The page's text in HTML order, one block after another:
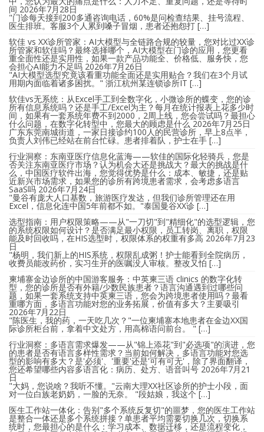
间 2026年7月28日
"门诊每天接到200多通咨询电话，60%是问检查结果、挂号流程、
医生排班。客服3个人累到嗓子冒烟，患者还抱怨打 […]
软佳 vs XX诊所管家：AI大模型与全链路合规的较量，您对比过XX诊
所管家和软佳吗？最终选择哪个，AI大模型在门诊的应用，您更看
重全面性还是实用性，如果一款产品功能全、价格低、服务快，您
会担心AI能力不足吗 2026年7月26日
"AI大模型选型究竟该看重功能全面还是实用贴合？我们在3个月试
用期内面临着诸多困扰。" 浙江杭州某连锁诊所IT […]
软佳vs无系统：从Excel手工到全数字化，小微诊所的蝶变，您的诊
所有信息系统吗？还是手工/Excel为主？每月在统计报表上花多少时
间，如果有一套系统年费不到2000，2周上线，您会尝试吗？最担心
什么问题，在数字化转型中，您最大的顾虑是什么 2026年7月25日
广东东莞南城街道，一家日接诊约100人的民营诊所，早上8点半，
负责人刘伟已经站在前台忙碌。患者排着队，护士在手 […]
行业洞察：东南亚医疗信息化蓝海——软佳的国际化轻骑兵，您是
否关注东南亚医疗市场？认为机会大还是挑战大？最大的挑战是什
么，中国医疗软件出海，您觉得优势是什么：成本、敏捷，还是贴
近新兴市场需求，如果您的诊所有跨境患者需求，会考虑多语言
SaaS吗 2026年7月24日
"曼谷有庞大人口基数，旅游医疗发达，但我们诊所管理还在用
Excel，信息化连中国5年前都不如。"泰国曼谷XX诊 […]
选型指南：用户权限策略——从"一刀切"到"精细化"的选型逻辑，您
的系统权限如何设计？是否满足最小权限，员工转岗、离职，权限
能及时回收吗，在HIS选型时，权限体系的权重有多高 2026年7月23
日
"杨明，我们新上的HIS系统，权限乱成粥！护士能看到全院病历，
收费员能改药价，实习生开的医嘱没人审核。整改又怕 […]
柬埔寨金边诊所的中国游客服务：中英柬三语 clinics 的数字化转
型，您的诊所是否有外籍/少数民族患者？语言沟通遇到过哪些问
题，如果一套系统支持中英柬三语，您会为跨境患者使用吗？最看
重哪方面，多语言功能对您的业务拓展，价值有多大？主要吸引
2026年7月22日
"陈医生，我的药，一天吃几次？"一位柬埔寨本地患者在金边XX国
际诊所柜台前，拿着中文处方，用高棉语问前台。 " […]
行业洞察：多语言需求爆发——从"锦上添花"到"必选项"的演进，您
的患者是否有语言多样性需求？当前如何解决，多语言功能对您选
型的影响有多大？是'必须'、'重要'还是'可有可无'，除了界面翻译，
您还希望哪些内容多语言化：病历、处方、语音叫号 2026年7月21
日
"大妈，您说啥？我听不懂。"云南大理XX社区诊所的护士小段，面
对一位白族老奶奶，一脸的无奈。 "段姑娘，我这个 […]
医生工作站一体化：告别"多个系统反复切"的噩梦，您的医生工作站
是整合一体还是多个系统拼接？单患者平均需要切换几次，切换系
统时，您最担心的是什么：学习成本、数据迁移，还是流程变化，